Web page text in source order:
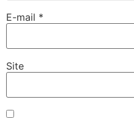
E-mail *
Site